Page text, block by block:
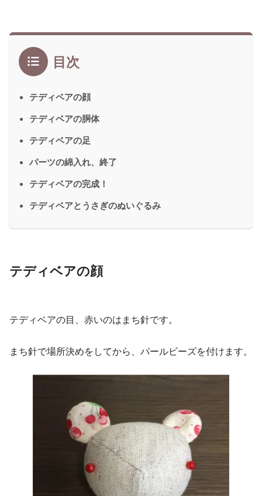
目次
テディベアの顔
テディベアの胴体
テディベアの足
パーツの綿入れ、終了
テディベアの完成！
テディベアとうさぎのぬいぐるみ
テディベアの顔
テディベアの目、赤いのはまち針です。
まち針で場所決めをしてから、パールビーズを付けます。